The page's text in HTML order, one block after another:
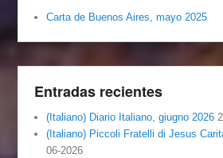
Carta de Buenos Aires, mayo 2025
Entradas recientes
(Italiano) Diario Italiano, giugno 2026
(Italiano) Piccoli Fratelli di Jesus
06-2026